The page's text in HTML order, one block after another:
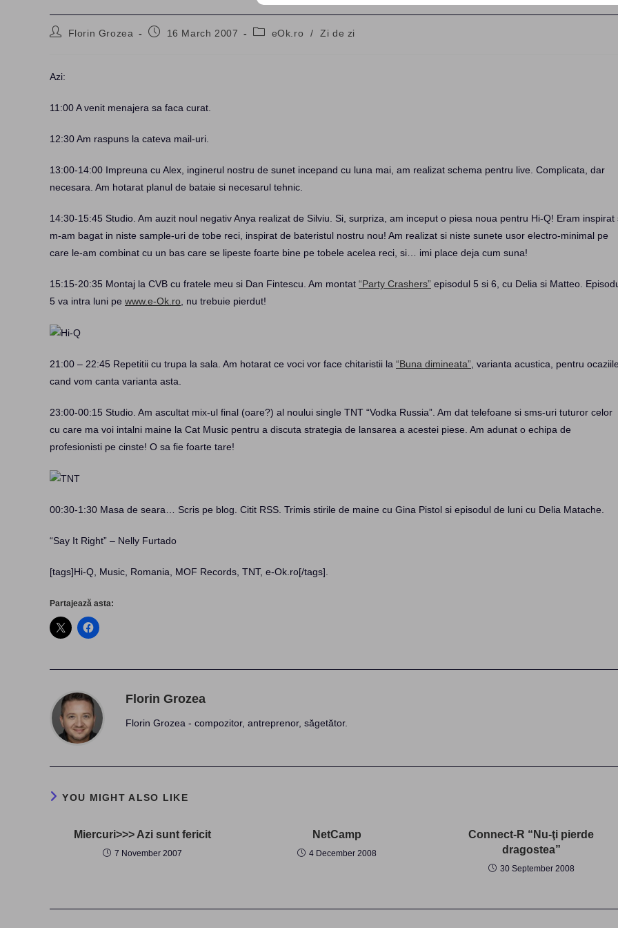
PostFlorin Grozea
Post16 March 2007
PosteOk.ro / Zi de zi
Azi:
11:00 A venit menajera sa faca curat.
12:30 Am raspuns la cateva mail-uri.
13:00-14:00 Impreuna cu Alex, inginerul nostru de sunet incepand cu luna mai, am realizat schema pentru live. Complicata, dar
necesara. Am hotarat planul de bataie si necesarul tehnic.
14:30-15:45 Studio. Am auzit noul negativ Anya realizat de Silviu. Si, surpriza, am inceput o piesa noua pentru Hi-Q! Eram inspirat
m-am bagat in niste sample-uri de tobe reci, inspirat de bateristul nostru nou! Am realizat si niste sunete usor electro-minimal pe
care le-am combinat cu un bas care se lipeste foarte bine pe tobele acelea reci, si… imi place deja cum suna!
15:15-20:35 Montaj la CVB cu fratele meu si Dan Fintescu. Am montat “Party Crashers” episodul 5 si 6, cu Delia si Matteo.
5 va intra luni pe www.e-Ok.ro , nu trebuie pierdut!
21:00 – 22:45 Repetitii cu trupa la sala. Am hotarat ce voci vor face chitaristii la “Buna dimineata” , varianta acustica, pentru
cand vom canta varianta asta.
23:00-00:15 Studio. Am ascultat mix-ul final (oare?) al noului single TNT “Vodka Russia”. Am dat telefoane si sms-uri tuturor celor
cu care ma voi intalni maine la Cat Music pentru a discuta strategia de lansarea a acestei piese. Am adunat o echipa de
profesionisti pe cinste! O sa fie foarte tare!
00:30-1:30 Masa de seara… Scris pe blog. Citit RSS. Trimis stirile de maine cu Gina Pistol si episodul de luni cu Delia Matache.
“Say It Right” – Nelly Furtado
[tags]Hi-Q, Music, Romania, MOF Records, TNT, e-Ok.ro[/tags]
Partajează asta:
Florin Grozea
Florin Grozea - compozitor, antreprenor, săgetător.
YOU MIGHT ALSO LIKE
Miercuri>>> Azi sunt fericit
7 November 2007
NetCamp
4 December 2008
Connect-R “Nu-ţi pierde
dragostea”
30 September 2008